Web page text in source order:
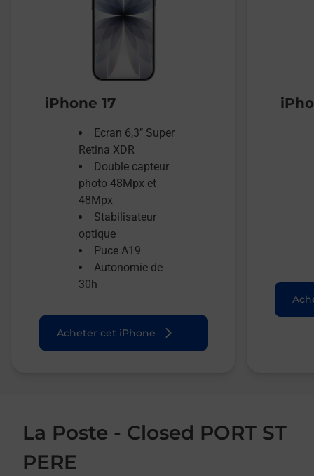
iPhone 17
Ecran 6,3’’ Super
Retina XDR
Double capteur
photo 48Mpx et
48Mpx
Stabilisateur
optique
Puce A19
Autonomie de
30h
Acheter cet iPhone
La Poste - Closed PORT ST
PERE